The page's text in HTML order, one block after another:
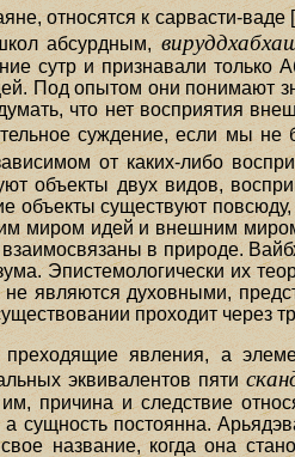
относятся к сарвасти-ваде [
абсурдным,
сутр и признавали
Под опытом они понимают
что нет восприятия
суждение, если мы
от каких-либо
объекты двух видов,
объекты существуют
миром идей и внешним
в природе.
Эпистемологически их
являются духовными,
проходит через
явления, а
эквивалентов пяти
им, причина и следствие
сущность постоянна.
название, когда она